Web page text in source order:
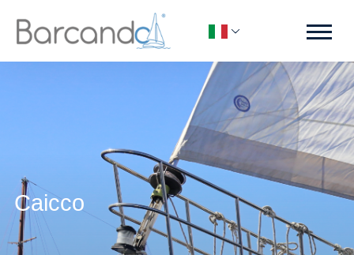
Caicco